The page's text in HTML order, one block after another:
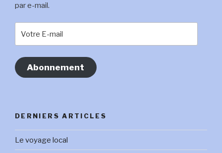
par e-mail.
Abonnement
DERNIERS ARTICLES
Le voyage local